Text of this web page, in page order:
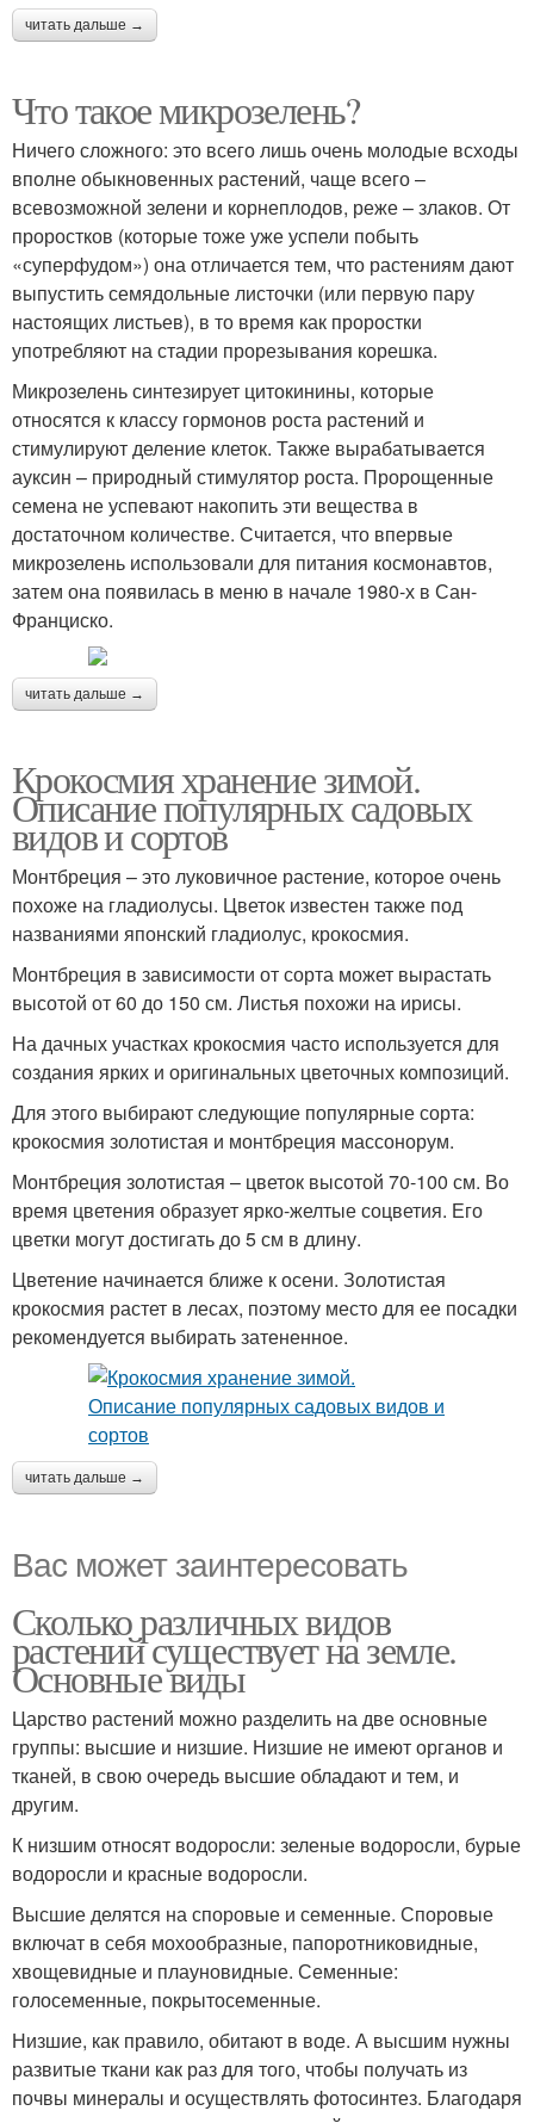
читать дальше →
Что такое микрозелень?
Ничего сложного: это всего лишь очень молодые всходы
вполне обыкновенных растений, чаще всего –
всевозможной зелени и корнеплодов, реже – злаков. От
проростков (которые тоже уже успели побыть
«суперфудом») она отличается тем, что растениям дают
выпустить семядольные листочки (или первую пару
настоящих листьев), в то время как проростки
употребляют на стадии прорезывания корешка.
Микрозелень синтезирует цитокинины, которые
относятся к классу гормонов роста растений и
стимулируют деление клеток. Также вырабатывается
ауксин – природный стимулятор роста. Пророщенные
семена не успевают накопить эти вещества в
достаточном количестве. Считается, что впервые
микрозелень использовали для питания космонавтов,
затем она появилась в меню в начале 1980-х в Сан-
Франциско.
читать дальше →
Крокосмия хранение зимой.
Описание популярных садовых
видов и сортов
Монтбреция – это луковичное растение, которое очень
похоже на гладиолусы. Цветок известен также под
названиями японский гладиолус, крокосмия.
Монтбреция в зависимости от сорта может вырастать
высотой от 60 до 150 см. Листья похожи на ирисы.
На дачных участках крокосмия часто используется для
создания ярких и оригинальных цветочных композиций.
Для этого выбирают следующие популярные сорта:
крокосмия золотистая и монтбреция массонорум.
Монтбреция золотистая – цветок высотой 70-100 см. Во
время цветения образует ярко-желтые соцветия. Его
цветки могут достигать до 5 см в длину.
Цветение начинается ближе к осени. Золотистая
крокосмия растет в лесах, поэтому место для ее посадки
рекомендуется выбирать затененное.
читать дальше →
Вас может заинтересовать
Сколько различных видов
растений существует на земле.
Основные виды
Царство растений можно разделить на две основные
группы: высшие и низшие. Низшие не имеют органов и
тканей, в свою очередь высшие обладают и тем, и
другим.
К низшим относят водоросли: зеленые водоросли, бурые
водоросли и красные водоросли.
Высшие делятся на споровые и семенные. Споровые
включат в себя мохообразные, папоротниковидные,
хвощевидные и плауновидные. Семенные:
голосеменные, покрытосеменные.
Низшие, как правило, обитают в воде. А высшим нужны
развитые ткани как раз для того, чтобы получать из
почвы минералы и осуществлять фотосинтез. Благодаря